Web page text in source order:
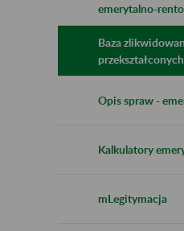
emerytalno-
Baza
przekształconych
Opis spraw -
Kalkulatory
mLegitymacja